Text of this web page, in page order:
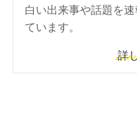
白い出来事や話題を
ています。
詳